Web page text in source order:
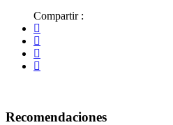
Compartir :
Recomendaciones